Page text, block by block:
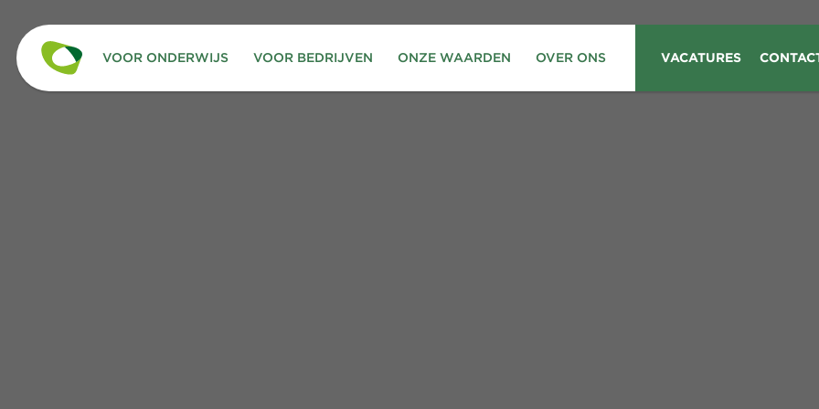
VOOR ONDERWIJS VOOR BEDRIJVEN ONZE WAARDEN OVER ONS VACATURES